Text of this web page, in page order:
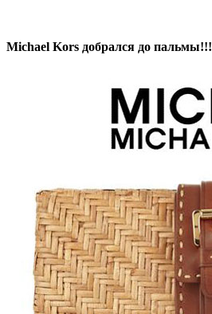
Michael Kors добрался до пальмы!!!